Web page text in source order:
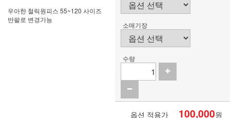
우아한 철릭원피스 55~120 사이즈
반팔로 변경가능
소매기장
수량
옵션 적용가 100,000원